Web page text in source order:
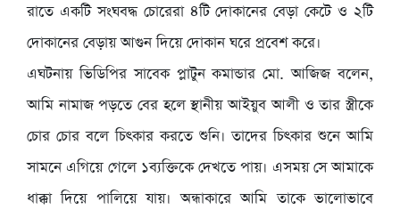
রাতে একটি সংঘবদ্ধ চোরেরা ৪টি দোকানের বেড়া কেটে ও ২টি
দোকানের বেড়ায় আগুন দিয়ে দোকান ঘরে প্রবেশ করে।
‎এঘটনায় ভিডিপির সাবেক প্লাটুন কমান্ডার মো. আজিজ বলেন,
আমি নামাজ পড়তে বের হলে স্থানীয় আইয়ুব আলী ও তার স্ত্রীকে
চোর চোর বলে চিৎকার করতে শুনি। তাদের চিৎকার শুনে আমি
সামনে এগিয়ে গেলে ১ব্যক্তিকে দেখতে পায়। এসময় সে আমাকে
ধাক্কা দিয়ে পালিয়ে যায়। অন্ধাকারে আমি তাকে ভালোভাবে